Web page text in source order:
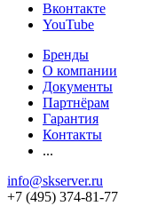
Вконтакте
YouTube
Бренды
О компании
Документы
Партнёрам
Гарантия
Контакты
...
info@skserver.ru
+7 (495) 374-81-77